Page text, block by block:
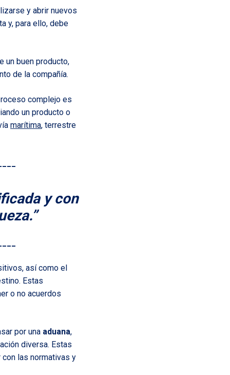
y abrir nuevos
y, para ello, debe
un buen producto,
de la compañía.
complejo es
un producto o
marítima, terrestre
y con
así como el
Estas
o no acuerdos
por una aduana,
diversa. Estas
las normativas y